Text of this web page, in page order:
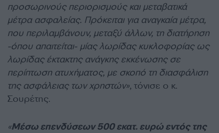
προσωρινούς περιορισμούς και μεταβατικά
μέτρα ασφαλείας. Πρόκειται για αναγκαία μέτρα,
που περιλαμβάνουν, μεταξύ άλλων, τη διατήρηση
-όπου απαιτείται- μίας λωρίδας κυκλοφορίας ως
λωρίδας έκτακτης ανάγκης εκκένωσης σε
περίπτωση ατυχήματος, με σκοπό τη διασφάλιση
της ασφάλειας των χρηστών», τόνισε ο κ.
Σουρέτης.
«Μέσω επενδύσεων 500 εκατ. ευρώ εντός της